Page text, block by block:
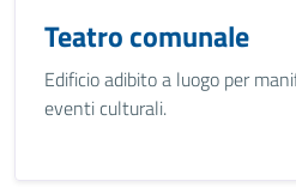
Teatro comunale
Edificio adibito a luogo per
eventi culturali.